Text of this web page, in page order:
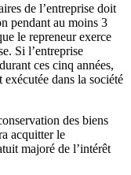
de l’entreprise doit
pendant au moins 3
le repreneur exerce
Si l’entreprise
ces cinq années,
dans la société
des biens
acquitter le
majoré de l’intérêt